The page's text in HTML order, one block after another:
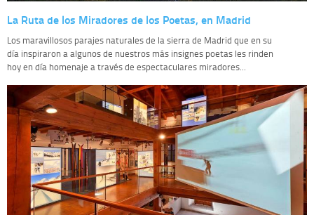
La Ruta de los Miradores de los Poetas, en Madrid
Los maravillosos parajes naturales de la sierra de Madrid que en su
día inspiraron a algunos de nuestros más insignes poetas les rinden
hoy en día homenaje a través de espectaculares miradores...